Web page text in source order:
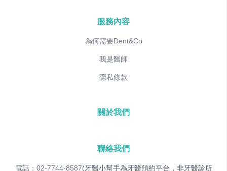
服務內容
為何需要Dent&Co
我是醫師
隱私條款
關於我們
聯絡我們
電話：02-7744-8587(牙醫小幫手為牙醫預約平台，非牙醫診所